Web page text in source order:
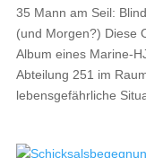
35 Mann am Seil:
(und Morgen?) Diese
Album eines Marine-
Abteilung 251 im
lebensgefährliche